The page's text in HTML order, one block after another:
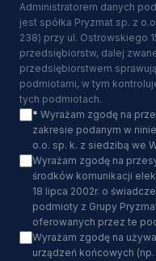
Administratorem danych
jest spółka Pryzmat sp. z
238) przy ul. Ostrowskiego
przedsiębiorstw, dalej
przedsiębiorstwem
podmiotami, w tym
tych podmiotach.
* Wyrażam zgodę na
zakresie podanym w
o.o. sp. k. z siedzibą we
Wyrażam zgodę na
środków komunikacji
18 lipca 2002r. o
podmioty z Grupy
oferowanych przez te
Wyrażam zgodę na
urządzeń końcowych